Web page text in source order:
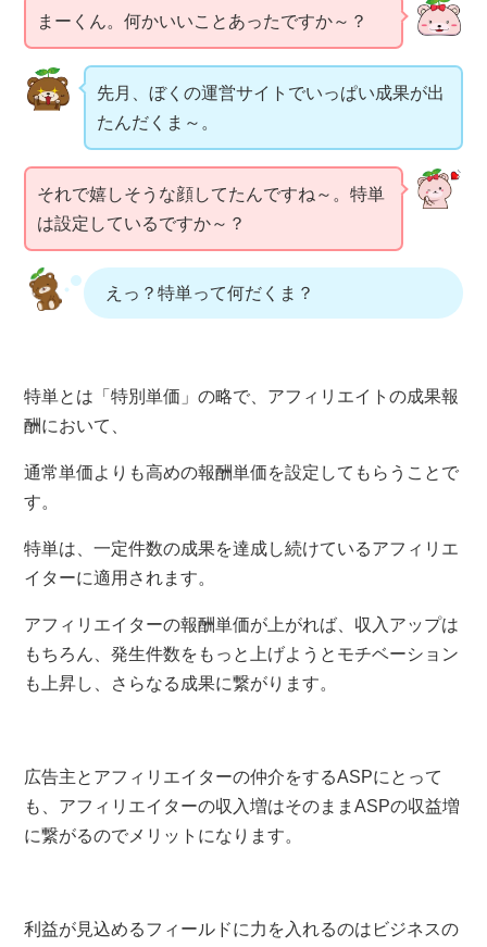
まーくん。何かいいことあったですか～？
先月、ぼくの運営サイトでいっぱい成果が出
たんだくま～。
それで嬉しそうな顔してたんですね～。特単
は設定しているですか～？
えっ？特単って何だくま？
特単とは「特別単価」の略で、アフィリエイトの成果報
酬において、
通常単価よりも高めの報酬単価を設定してもらうことで
す。
特単は、一定件数の成果を達成し続けているアフィリエ
イターに適用されます。
アフィリエイターの報酬単価が上がれば、収入アップは
もちろん、発生件数をもっと上げようとモチベーション
も上昇し、さらなる成果に繋がります。
広告主とアフィリエイターの仲介をするASPにとって
も、アフィリエイターの収入増はそのままASPの収益増
に繋がるのでメリットになります。
利益が見込めるフィールドに力を入れるのはビジネスの